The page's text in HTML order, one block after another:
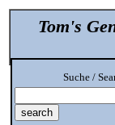
Tom's
Suche /